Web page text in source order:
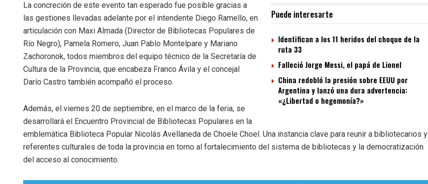
Puede interesarte
Identifican a los 11 heridos del choque de la
ruta 33
Falleció Jorge Messi, el papá de Lionel
China redobló la presión sobre EEUU por
Argentina y lanzó una dura advertencia:
«¿Libertad o hegemonía?»
La concreción de este evento tan esperado fue posible gracias a
las gestiones llevadas adelante por el intendente Diego Ramello, en
articulación con Maxi Almada (Director de Bibliotecas Populares de
Río Negro), Pamela Romero, Juan Pablo Montelpare y Mariano
Zachoronok, todos miembros del equipo técnico de la Secretaría de
Cultura de la Provincia, que encabeza Franco Ávila y el concejal
Darío Castro también acompañó el proceso.
Además, el viernes 20 de septiembre, en el marco de la feria, se
desarrollará el Encuentro Provincial de Bibliotecas Populares en la
emblemática Biblioteca Popular Nicolás Avellaneda de Choele Choel. Una instancia clave para reunir a bibliotecarios y
referentes culturales de toda la provincia en torno al fortalecimiento del sistema de bibliotecas y la democratización
del acceso al conocimiento.